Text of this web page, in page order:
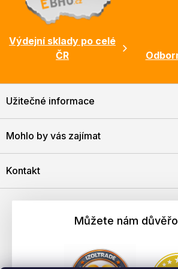
Výdejní sklady po celé
ČR
Užitečné informace
Mohlo by vás zajímat
Kontakt
Můžete nám